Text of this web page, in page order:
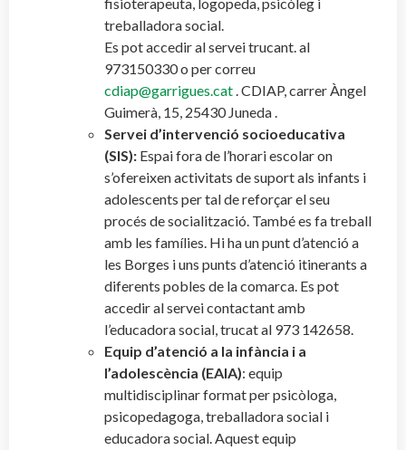
treballadora social.
Es pot accedir al servei trucant. al
973150330 o per correu
cdiap@garrigues.cat. CDIAP, carrer Àngel
Guimerà, 15, 25430 Juneda .
Servei d’intervenció socioeducativa
(SIS): Espai fora de l’horari escolar on
s’ofereixen activitats de suport als infants i
adolescents per tal de reforçar el seu
procés de socialització. També es fa treball
amb les famílies. Hi ha un punt d’atenció a
les Borges i uns punts d’atenció itinerants a
diferents pobles de la comarca. Es pot
accedir al servei contactant amb
l’educadora social, trucat al 973 142658.
Equip d’atenció a la infància i a
l’adolescència (EAIA): equip
multidisciplinar format per psicòloga,
psicopedagoga, treballadora social i
educadora social. Aquest equip